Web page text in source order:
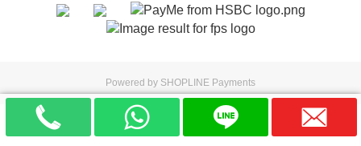
Powered by SHOPLINE Payments